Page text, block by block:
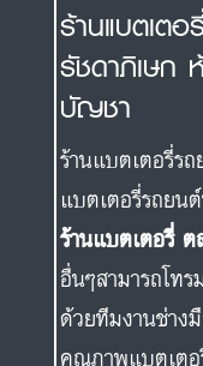
ร้านแบตเต
รัชดาภิเษก
บัญชา
ร้านแบตเตอรี่ร
แบตเตอรี่รถยน
ร้านแบตเตอรี่
อื่นๆสามารถโท
ด้วยทีมงานช่าง
คุณภาพแบตเต